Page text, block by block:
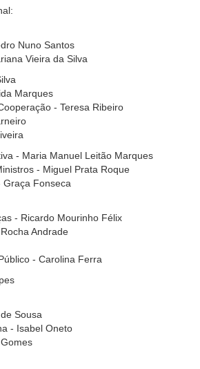
Nuno Santos
Vieira da Silva
Marques
- Teresa Ribeiro
- Maria Manuel Leitão Marques
- Miguel Prata Roque
Graça Fonseca
- Ricardo Mourinho Félix
Andrade
- Carolina Ferra
Sousa
- Isabel Oneto